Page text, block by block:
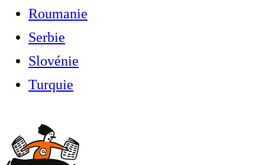
Roumanie
Serbie
Slovénie
Turquie